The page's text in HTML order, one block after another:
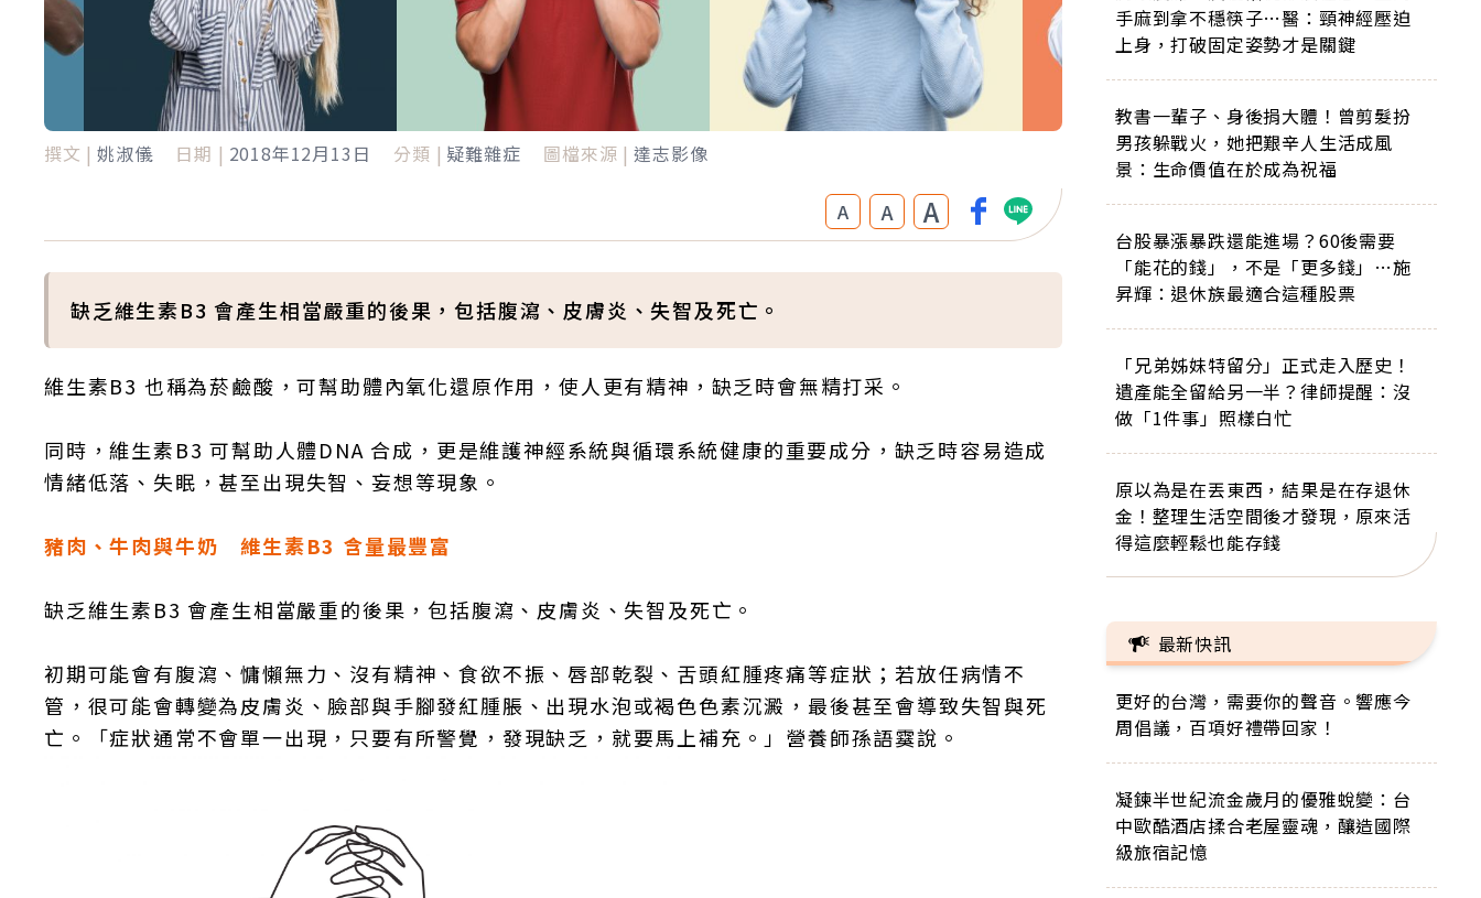
撰文 | 姚淑儀 日期 | 2018年12月13日 分類 | 疑難雜症 圖檔來源 | 達志影像
A A A
缺乏維生素B3 會產生相當嚴重的後果，包括腹瀉、皮膚炎、失智及死亡。
維生素B3 也稱為菸鹼酸，可幫助體內氧化還原作用，使人更有精神，缺乏時會無精打采。
同時，維生素B3 可幫助人體DNA 合成，更是維護神經系統與循環系統健康的重要成分，缺乏時容易造成
情緒低落、失眠，甚至出現失智、妄想等現象。
豬肉、牛肉與牛奶 維生素B3 含量最豐富
缺乏維生素B3 會產生相當嚴重的後果，包括腹瀉、皮膚炎、失智及死亡。
初期可能會有腹瀉、慵懶無力、沒有精神、食欲不振、唇部乾裂、舌頭紅腫疼痛等症狀；若放任病情不
管，很可能會轉變為皮膚炎、臉部與手腳發紅腫脹、出現水泡或褐色色素沉澱，最後甚至會導致失智與死
亡。「症狀通常不會單一出現，只要有所警覺，發現缺乏，就要馬上補充。」營養師孫語霙說。
手麻到拿不穩筷子…醫：頸神經壓迫
上身，打破固定姿勢才是關鍵
教書一輩子、身後捐大體！曾剪髮扮
男孩躲戰火，她把艱辛人生活成風
景：生命價值在於成為祝福
台股暴漲暴跌還能進場？60後需要
「能花的錢」，不是「更多錢」…施
昇輝：退休族最適合這種股票
「兄弟姊妹特留分」正式走入歷史！
遺產能全留給另一半？律師提醒：沒
做「1件事」照樣白忙
原以為是在丟東西，結果是在存退休
金！整理生活空間後才發現，原來活
得這麼輕鬆也能存錢
最新快訊
更好的台灣，需要你的聲音。響應今
周倡議，百項好禮帶回家！
凝鍊半世紀流金歲月的優雅蛻變：台
中歐酷酒店揉合老屋靈魂，釀造國際
級旅宿記憶